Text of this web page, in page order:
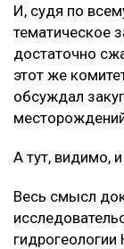
И, судя по
тематическое
достаточно
этот же
обсуждал
А тут, видимо,
Весь смысл